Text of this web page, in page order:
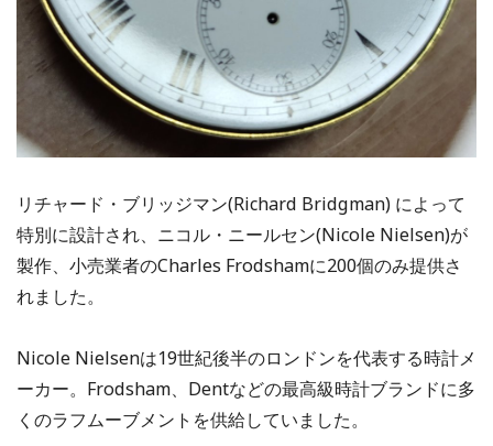
リチャード・ブリッジマン(Richard Bridgman) によって
特別に設計され、ニコル・ニールセン(Nicole Nielsen)が
製作、小売業者のCharles Frodshamに200個のみ提供さ
れました。
Nicole Nielsenは19世紀後半のロンドンを代表する時計メ
ーカー。Frodsham、Dentなどの最高級時計ブランドに多
くのラフムーブメントを供給していました。